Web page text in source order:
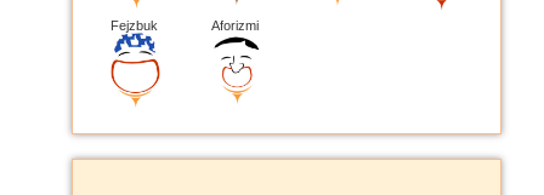
Fejzbuk Aforizmi